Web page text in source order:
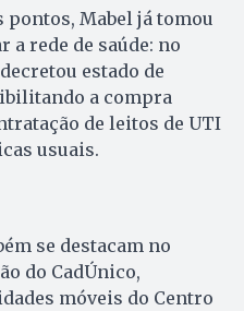
pontos, Mabel já tomou
rede de saúde: no
estado de
a compra
de leitos de UTI
usuais.
se destacam no
do CadÚnico,
móveis do Centro